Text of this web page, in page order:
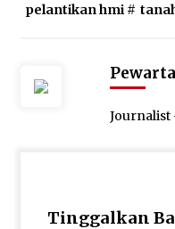
pelantikan hmi#
Journalist
Tinggalkan